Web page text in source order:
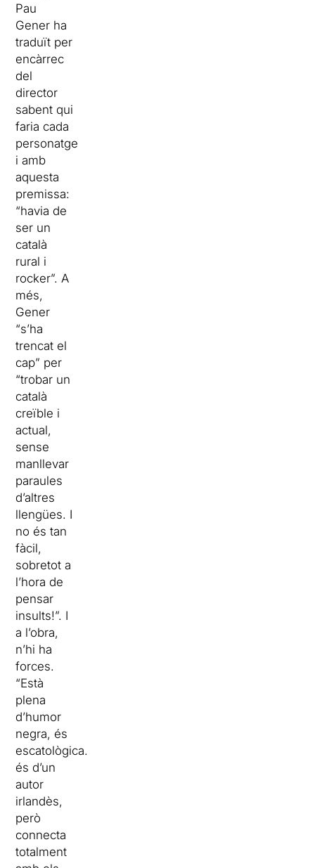
Pau
Gener ha
traduït per
encàrrec
del
director
sabent qui
faria cada
personatge
i amb
aquesta
premissa:
“havia de
ser un
català
rural i
rocker”. A
més,
Gener
“s’ha
trencat el
cap” per
“trobar un
català
creïble i
actual,
sense
manllevar
paraules
d’altres
llengües. I
no és tan
fàcil,
sobretot a
l’hora de
pensar
insults!”. I
a l’obra,
n’hi ha
forces.
“Està
plena
d’humor
negra, és
escatològica…
és d’un
autor
irlandès,
però
connecta
totalment